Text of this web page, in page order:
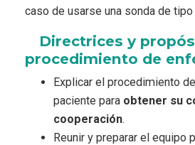
caso de usarse una sonda de tipo
Directrices y
procedimiento de
Explicar el procedimiento
paciente para obtener su
cooperación.
Reunir y preparar el equipo